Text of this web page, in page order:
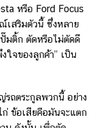
หรือ Ford Focus
เสริมตัวนี้ ซึ่งหลาย
มติ้ก ตัดหรือไม่ตัดดี
ใจของลูกค้า” เป็น
ถตระกูลพวกนี้ อย่าง
ข้อเสียคือมันจะแตก